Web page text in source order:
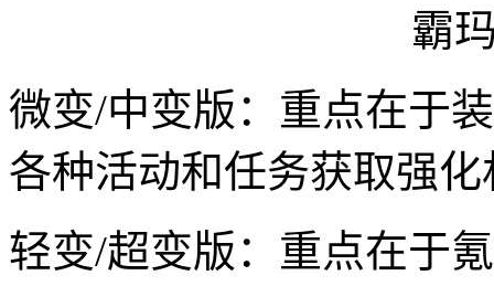
微变/中变版：重点在于
各种活动和任务获取强
轻变/超变版：重点在于